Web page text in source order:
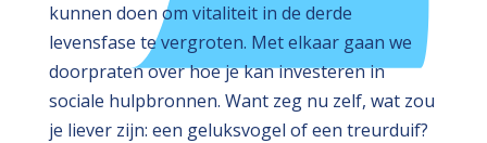
kunnen doen om vitaliteit in de derde
levensfase te vergroten. Met elkaar gaan we
doorpraten over hoe je kan investeren in
sociale hulpbronnen. Want zeg nu zelf, wat zou
je liever zijn: een geluksvogel of een treurduif?